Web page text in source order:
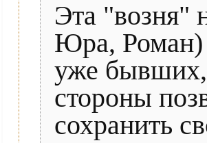
Эта "возня"
Юра, Роман)
уже бывших,
стороны
сохранить